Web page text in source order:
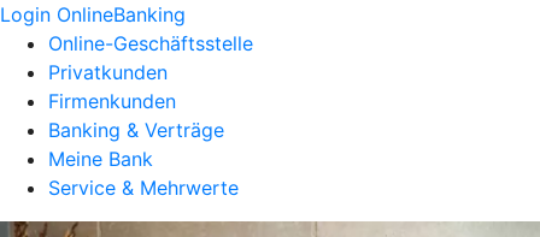
Login OnlineBanking
Online-Geschäftsstelle
Privatkunden
Firmenkunden
Banking & Verträge
Meine Bank
Service & Mehrwerte